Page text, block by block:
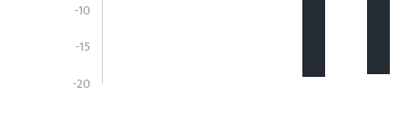
-10
-15
-20